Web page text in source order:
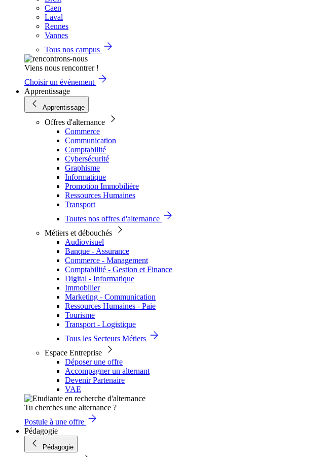
Caen
Laval
Rennes
Vannes
Tous nos campus
Viens nous rencontrer !
Choisir un évènement
Apprentissage
Apprentissage
Offres d'alternance
Commerce
Communication
Comptabilité
Cybersécurité
Graphisme
Informatique
Promotion Immobilière
Ressources Humaines
Transport
Toutes nos offres d'alternance
Métiers et débouchés
Audiovisuel
Banque - Assurance
Commerce - Management
Comptabilité - Gestion et Finance
Digital - Informatique
Immobilier
Marketing - Communication
Ressources Humaines - Paie
Tourisme
Transport - Logistique
Tous les Secteurs Métiers
Espace Entreprise
Déposer une offre
Accompagner un alternant
Devenir Partenaire
VAE
Tu cherches une alternance ?
Postule à une offre
Pédagogie
Pédagogie